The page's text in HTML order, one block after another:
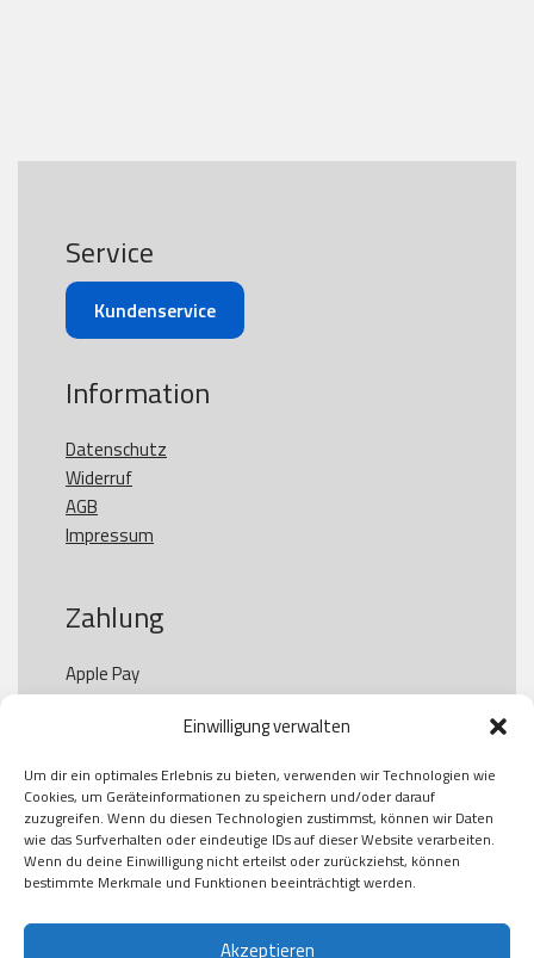
Einwilligung verwalten
Um dir ein optimales Erlebnis zu bieten, verwenden wir Technologien wie
Cookies, um Geräteinformationen zu speichern und/oder darauf
zuzugreifen. Wenn du diesen Technologien zustimmst, können wir Daten
wie das Surfverhalten oder eindeutige IDs auf dieser Website verarbeiten.
Wenn du deine Einwilligung nicht erteilst oder zurückziehst, können
bestimmte Merkmale und Funktionen beeinträchtigt werden.
Akzeptieren
Service
Kundenservice
Information
Datenschutz
Widerruf
AGB
Impressum
Zahlung
Apple Pay
Paypal
Kauf auf Rechung
Klarna
American Express